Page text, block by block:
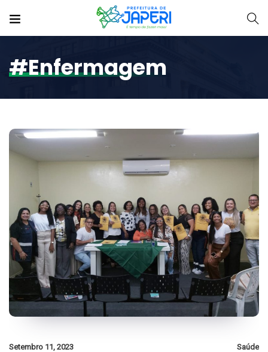
#enfermagem
Setembro 11, 2023 Saúde